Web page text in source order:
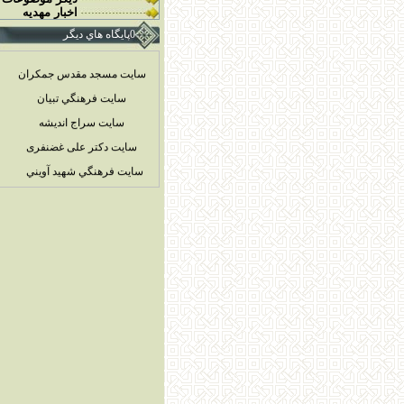
اخبار مهديه
0پايگاه هاي ديگر
سايت فرهنگي تبيان
سايت سراج انديشه
سایت دکتر علی غضنفری
سايت فرهنگي شهيد آويني